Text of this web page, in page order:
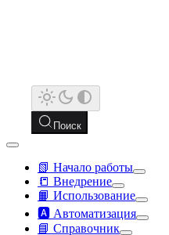
Поиск
📗 Начало работы
📒 Внедрение
📙 Использование
🅰️ Автоматизация
📘 Справочник